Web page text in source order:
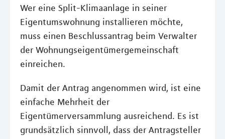
Wer eine Split-Klimaanlage in seiner
Eigentumswohnung installieren möchte,
muss einen Beschlussantrag beim Verwalter
der Wohnungseigentümergemeinschaft
einreichen.
Damit der Antrag angenommen wird, ist eine
einfache Mehrheit der
Eigentümerversammlung ausreichend. Es ist
grundsätzlich sinnvoll, dass der Antragsteller